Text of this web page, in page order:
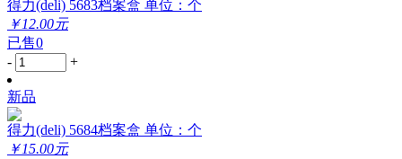
得力(deli) 5683档案盒 单位：个
￥12.00元
已售0
-
+
新品
得力(deli) 5684档案盒 单位：个
￥15.00元